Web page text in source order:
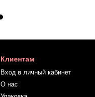
Клиентам
Вход в личный кабинет
О нас